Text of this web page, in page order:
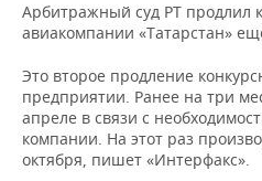
ДЕКЛАРАЦИИ О ДОХОДАХ
КОРОЛИ ГОСЗАКАЗА ПФО
ВУЗЫ ТАТАРСТАНА
НОВОСТИ ЭКОНОМИКИ
ФИНАНСЫ
БАНКИ
ПРОМЫШЛЕННОСТЬ
НОВОСТИ
ПРОМЫШЛЕННОСТИ
АГРОПРОМ
НЕДВИЖИМОСТЬ
НОВОСТИ
АВТО
Арбитражный суд РТ продлил
авиакомпании «Татарстан»
Это второе продление
предприятии. Ранее на три
апреле в связи с
компании. На этот раз
октября, пишет «Интерфакс».